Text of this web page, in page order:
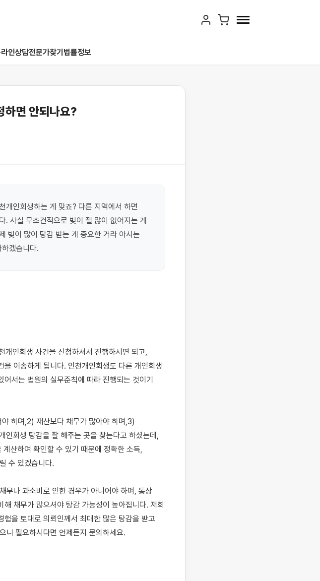
인상담전문가찾기 법률정보
하면 안되나요?
개인회생하는 게 맞죠? 다른 지역에서 하면
사실 무조건적으로 빚이 젤 많이 없어지는 게
빚이 많이 탕감 받는 게 중요한 거라 아시는
겠습니다.
이송하게 됩니다. 인천개인회생도 다른 개인회생
서는 법원의 실무준칙에 따라 진행되는 것이기
하며,2) 재산보다 채무가 많아야 하며,3)
인회생 탕감을 잘 해주는 곳을 찾는다고 하셨는데,
산하여 확인할 수 있기 때문에 정확한 소득,
수 있겠습니다.
무나 과소비로 인한 경우가 아니어야 하며, 통상
채무가 많으셔야 탕감 가능성이 높아집니다. 저희
을 토대로 의뢰인께서 최대한 많은 탕감을 받고
니 필요하시다면 언제든지 문의하세요.